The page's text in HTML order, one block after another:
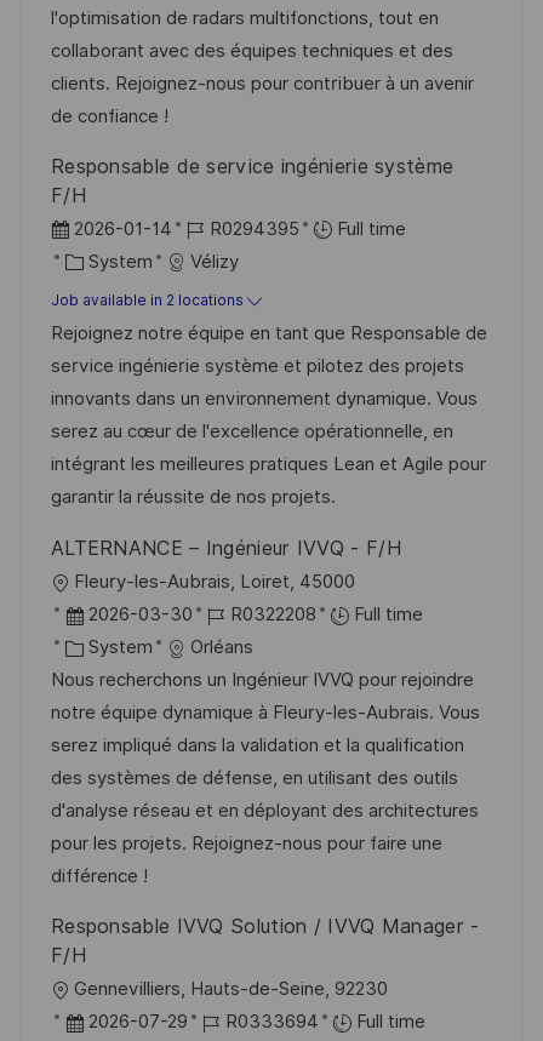
o
n
D
a
t
o
r
y
l'optimisation de radars multifonctions, tout en
collaborant avec des équipes techniques et des
clients. Rejoignez-nous pour contribuer à un avenir
de confiance !
Responsable de service ingénierie système
F/H
P
o
s
t
e
d
D
a
t
2026-01-14
J
o
b
I
d
R0294395
Full time
C
a
t
e
g
o
r
y
System Vélizy
Job available in 2 locations
Rejoignez notre équipe en tant que Responsable de
service ingénierie système et pilotez des projets
innovants dans un environnement dynamique. Vous
serez au cœur de l'excellence opérationnelle, en
intégrant les meilleures pratiques Lean et Agile pour
garantir la réussite de nos projets.
ALTERNANCE – Ingénieur IVVQ - F/H
L
o
c
a
t
i
o
n
Fleury-les-Aubrais, Loiret, 45000
P
o
s
t
e
d
D
a
t
2026-03-30
J
o
b
I
d
R0322208
Full time
C
a
t
e
g
o
r
y
System
Orléans
Nous recherchons un Ingénieur IVVQ pour rejoindre
notre équipe dynamique à Fleury-les-Aubrais. Vous
serez impliqué dans la validation et la qualification
des systèmes de défense, en utilisant des outils
d'analyse réseau et en déployant des architectures
pour les projets. Rejoignez-nous pour faire une
différence !
Responsable IVVQ Solution / IVVQ Manager -
F/H
L
o
Gennevilliers, Hauts-de-Seine, 92230
P 2026-07-29
J
R0333694
Full time